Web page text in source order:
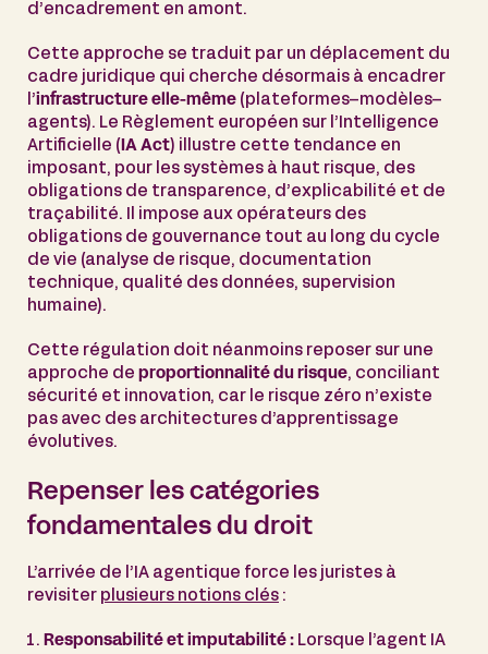
d’encadrement en amont.
Cette approche se traduit par un déplacement du
cadre juridique qui cherche désormais à encadrer
l’ infrastructure elle-même (plateformes–modèles–
agents). Le Règlement européen sur l’Intelligence
Artificielle ( IA Act) illustre cette tendance en
imposant, pour les systèmes à haut risque, des
obligations de transparence, d’explicabilité et de
traçabilité. Il impose aux opérateurs des
obligations de gouvernance tout au long du cycle
de vie (analyse de risque, documentation
technique, qualité des données, supervision
humaine).
Cette régulation doit néanmoins reposer sur une
approche de proportionnalité du risque, conciliant
sécurité et innovation, car le risque zéro n’existe
pas avec des architectures d’apprentissage
évolutives.
Repenser les catégories
fondamentales du droit
L’arrivée de l’IA agentique force les juristes à
revisiter plusieurs notions clés :
Responsabilité et imputabilité : Lorsque l’agent IA